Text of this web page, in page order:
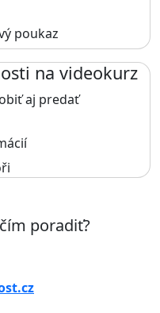
poukaz
na videokurz
aj predať
poradiť?